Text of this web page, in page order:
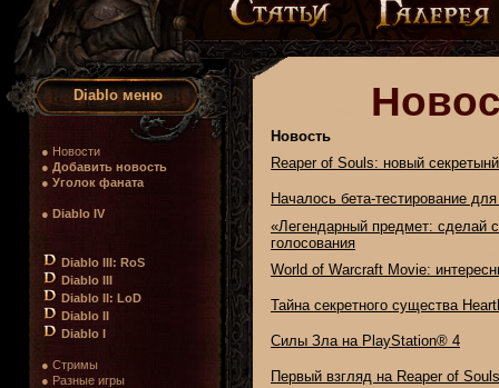
Diablo меню
● Новости
● Добавить новость
● Уголок фаната
● Diablo IV
Diablo III: RoS
Diablo III
Diablo II: LoD
Diablo II
Diablo I
● Стримы
● Разные игры
Новость
Reaper of Souls: новый
Началось бета-тестирование
«Легендарный предмет: сделай
голосования
World of Warcraft Movie:
Тайна секретного существа
Силы Зла на PlayStation® 4
Первый взгляд на Reaper of